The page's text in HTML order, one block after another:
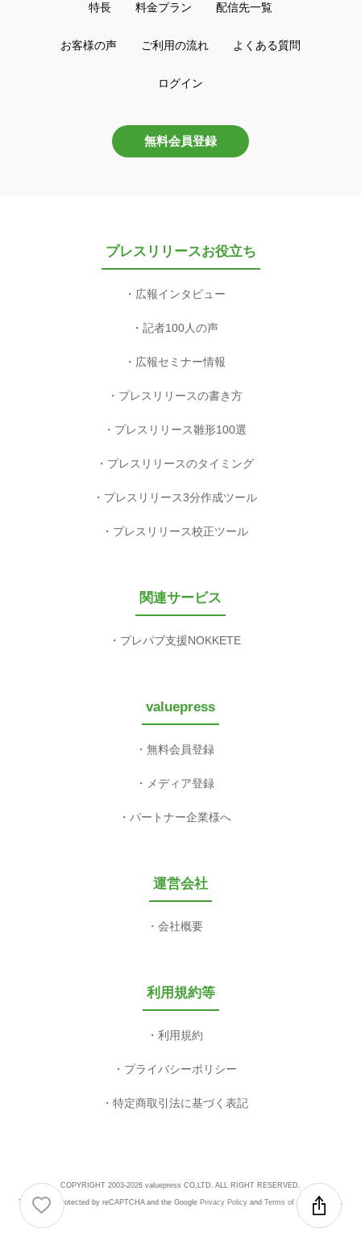
特長 料金プラン 配信先一覧
お客様の声 ご利用の流れ よくある質問
ログイン
無料会員登録
プレスリリースお役立ち
広報インタビュー
記者100人の声
広報セミナー情報
プレスリリースの書き方
プレスリリース雛形100選
プレスリリースのタイミング
プレスリリース3分作成ツール
プレスリリース校正ツール
関連サービス
プレパブ支援NOKKETE
valuepress
無料会員登録
メディア登録
パートナー企業様へ
運営会社
会社概要
利用規約等
利用規約
プライバシーポリシー
特定商取引法に基づく表記
COPYRIGHT 2003-2026 valuepress CO,LTD. ALL RIGHT RESERVED.
This site is protected by reCAPTCHA and the Google Privacy Policyand Terms of Serviceapply.